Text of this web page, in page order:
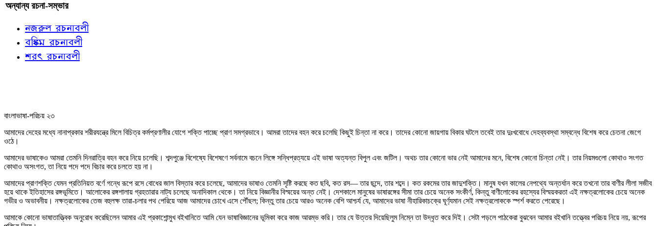
অন্যান্য রচনা-সম্ভার
নজরুল রচনাবলী
বঙ্কিম রচনাবলী
শরৎ রচনাবলী
বাংলাভাষা-পরিচয় ২৩
আমাদের দেহের মধ্যে নানাপ্রকার শরীরযন্ত্রে মিলে বিচিত্র কর্মপ্রণালীর যোগে শক্তি পাচ্ছে প্রাণ সমগ্রভাবে। আমরা তাদের বহন করে চলেছি কিছুই চিন্তা না করে। তাদের কোনো জায়গায় বিকার ঘটলে তবেই তার দুঃখবোধে দেহব্যবস্থা সম্বন্ধে বিশেষ করে চেতনা জেগে
ওঠে।
আমাদের ভাষাকেও আমরা তেমনি দিনরাত্রি বহন করে নিয়ে চলেছি। শব্দপুঞ্জে বিশেষ্যে বিশেষণে সর্বনামে বচনে লিঙ্গে সন্ধিপ্রত্যয়ে এই ভাষা অত্যন্ত বিপুল এবং জটিল। অথচ তার কোনো ভার নেই আমাদের মনে, বিশেষ কোনো চিন্তা নেই। তার নিয়মগুলো কোথাও সংগত
কোথাও অসংগত, তা নিয়ে পদে পদে বিচার করে চলতে হয় না।
আমাদের প্রাণশক্তি যেমন প্রতিনিয়ত বর্ণে গন্ধে রূপে রসে বোধের জাল বিস্তার করে চলেছে, আমাদের ভাষাও তেমনি সৃষ্টি করছে কত ছবি, কত রস— তার ছন্দে, তার শব্দে। কত রকমের তার জাদুশক্তি। মানুষ যখন কালের নেপথ্যে অন্তর্ধান করে তখনো তার বাণীর লীলা সজীব
হয়ে থাকে ইতিহাসের রঙ্গভূমিতে। আলোকের রঙ্গশালায় গ্রহতারার নাট্য চলেছে অনাদিকাল থেকে। তা নিয়ে বিজ্ঞানীর বিস্ময়ের অন্ত নেই। দেশকালে মানুষের ভাষারঙ্গের সীমা তার চেয়ে অনেক সংকীর্ণ, কিন্তু বাণীলোকের রহস্যের বিস্ময়করতা এই নক্ষত্রলোকের চেয়ে অনেক
গভীর ও অভাবনীয়। নক্ষত্রলোকের তেজ বহুলক্ষ তারা-চলার পথ পেরিয়ে আজ আমাদের চোখে এসে পৌঁছল; কিন্তু তার চেয়ে আরও অনেক বেশি আশ্চর্য যে, আমাদের ভাষা নীহারিকাচক্রে ঘূর্ণ্যমান সেই নক্ষত্রলোককে স্পর্শ করতে পেরেছে।
আমাকে কোনো ভাষাতাত্ত্বিক অনুরোধ করেছিলেন আমার এই প্রকাশোন্মুখ বইখানিতে আমি যেন ভাষাবিজ্ঞানের ভূমিকা করে কাজ আরম্ভ করি। তার যে উত্তর দিয়েছিলুম নিম্নে তা উদ্‌ধৃত করে দিই। সেটা পড়লে পাঠকেরা বুঝবেন আমার বইখানি তত্ত্বের পরিচয় নিয়ে নয়, রূপের